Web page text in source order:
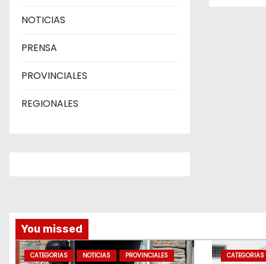
NOTICIAS
PRENSA
PROVINCIALES
REGIONALES
You missed
CATEGORIAS NOTICIAS PROVINCIALES CATEGORIAS